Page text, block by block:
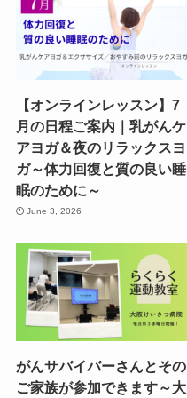
【オンラインレッスン】7
月の日程ご案内｜乳がんケ
アヨガ＆夜のリラックスヨ
ガ～体力回復と質の良い睡
眠のために～
June 3, 2026
がんサバイバーさんとその
ご家族が参加できます～大